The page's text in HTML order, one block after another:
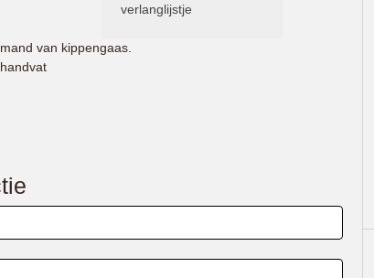
verlanglijstje
van kippengaas.